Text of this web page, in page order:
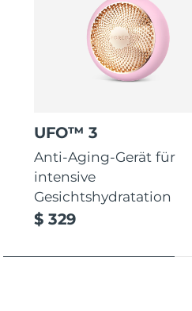
UFO™ 3
Anti-Aging-Gerät für
intensive
Gesichtshydratation
$ 329